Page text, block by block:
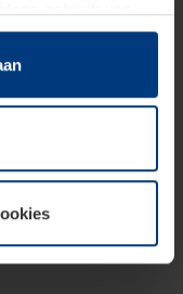
op uw
Voor alle andere
Uw
de uitleg van de